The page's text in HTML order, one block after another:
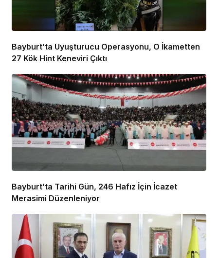
Bayburt’ta Uyuşturucu Operasyonu, O İkametten
27 Kök Hint Keneviri Çıktı
Bayburt’ta Tarihi Gün, 246 Hafız İçin İcazet
Merasimi Düzenleniyor